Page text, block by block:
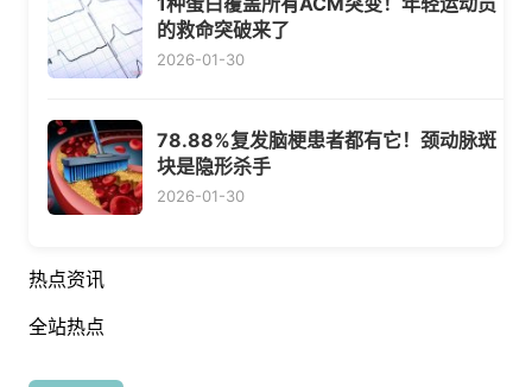
的救命突破来了
2026-01-30
78.88%复发脑梗患者都有它！颈动脉斑
块是隐形杀手
2026-01-30
热点资讯
全站热点